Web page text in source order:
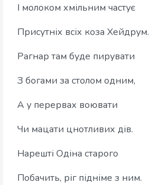
І молоком хмільним частує
Присутніх всіх коза Хейдрум.
Рагнар там буде пирувати
З богами за столом одним,
А у перервах воювати
Чи мацати цнотливих дів.
Нарешті Одіна старого
Побачить, ріг підніме з ним.